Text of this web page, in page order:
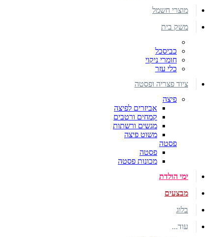
מוצרי חשמל
משק בית
כביסכל
חומרי ניקוי
כלי עזר
ציוד פצריה ופסטה
פיצה
אביזרים לפיצה
קמחים ורטבים
מגשים ורשתות
משוט פיצה
פסטה
פסטה
מכונות פסטה
ימי הולדת
מבצעים
בלוג
עוד...